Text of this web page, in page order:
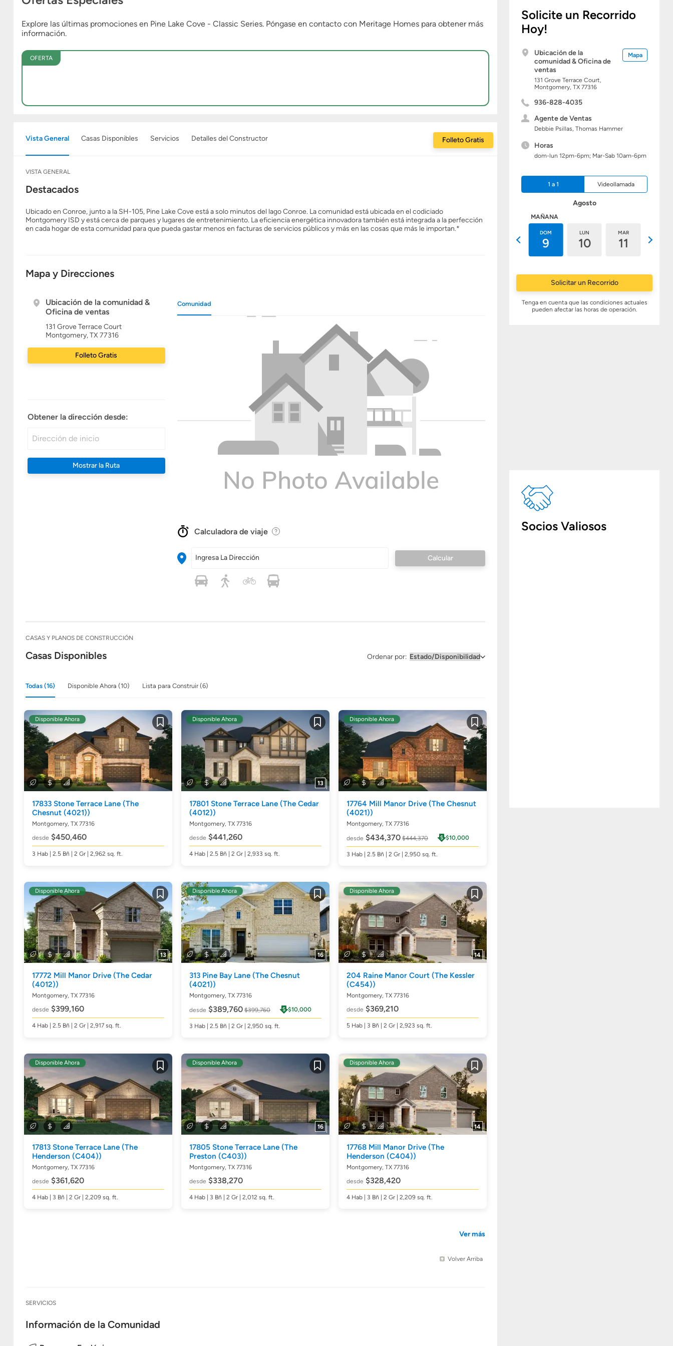
Solicite un Recorrido
Hoy!
Ubicación de la
comunidad & Oficina de
ventas
131 Grove Terrace Court,
Montgomery, TX 77316
Mapa
936-828-4035
Agente de Ventas
Debbie Psillas, Thomas Hammer
Horas
dom-lun 12pm-6pm; Mar-Sab 10am-6pm
1 a 1 Videollamada
Agosto
MAÑANA
DOM
9
LUN
10
MAR
11
Solicitar un Recorrido
Tenga en cuenta que las condiciones actuales
pueden afectar las horas de operación.
Socios Valiosos
Explore las últimas promociones en Pine Lake Cove - Classic Series. Póngase en contacto con Meritage Homes para obtener más
información.
OFERTA
Vista General Casas Disponibles Servicios Detalles del Constructor Folleto Gratis
VISTA GENERAL
Destacados
Ubicado en Conroe, junto a la SH-105, Pine Lake Cove está a solo minutos del lago Conroe. La comunidad está ubicada en el codiciado
Montgomery ISD y está cerca de parques y lugares de entretenimiento. La eficiencia energética innovadora también está integrada a la perfección
en cada hogar de esta comunidad para que pueda gastar menos en facturas de servicios públicos y más en las cosas que más le importan.*
Mapa y Direcciones
Ubicación de la comunidad &
Oficina de ventas
131 Grove Terrace Court
Montgomery, TX 77316
Folleto Gratis
Obtener la dirección desde:
Mostrar la Ruta
Comunidad
Calculadora de viaje
Ingresa La Dirección
CASAS Y PLANOS DE CONSTRUCCIÓN
Casas Disponibles Ordenar por:
Todas (16) Disponible Ahora (10) Lista para Construir (6)
Guardar
Disponible Ahora
17833 Stone Terrace Lane (The
Chesnut (4021))
Montgomery, TX 77316
desde $450,460
3 Hab | 2.5 Bñ | 2 Gr | 2,962 sq. ft.
Guardar
13
Disponible Ahora
17801 Stone Terrace Lane (The Cedar
(4012))
Montgomery, TX 77316
desde $441,260
4 Hab| 2.5 Bñ | 2 Gr | 2,933 sq. ft.
Guardar
Disponible Ahora
17764 Mill Manor Drive (The Chesnut
(4021))
Montgomery, TX 77316
desde $434,370 $444,370 $10,000
3 Hab| 2.5 Bñ | 2 Gr | 2,950 sq. ft.
Guardar
13
Disponible Ahora
17772 Mill Manor Drive (The Cedar
(4012))
Montgomery, TX 77316
desde $399,160
4 Hab | 2.5 Bñ | 2 Gr | 2,917 sq. ft.
Guardar
16
Disponible Ahora
313 Pine Bay Lane (The Chesnut
(4021))
Montgomery, TX 77316
desde $389,760 $399,760 $10,000
3 Hab| 2.5 Bñ | 2 Gr | 2,950 sq. ft.
Guardar
14
Disponible Ahora
204 Raine Manor Court (The Kessler
(C454))
Montgomery, TX 77316
desde $369,210
5 Hab| 3 Bñ | 2 Gr | 2,923 sq. ft.
Guardar
Disponible Ahora
17813 Stone Terrace Lane (The
Henderson (C404))
Montgomery, TX 77316
desde $361,620
4 Hab | 3 Bñ | 2 Gr | 2,209 sq. ft.
Guardar
16
Disponible Ahora
17805 Stone Terrace Lane (The
Preston (C403))
Montgomery, TX 77316
desde $338,270
4 Hab| 3 Bñ | 2 Gr | 2,012 sq. ft.
Guardar
14
Disponible Ahora
17768 Mill Manor Drive (The
Henderson (C404))
Montgomery, TX 77316
desde $328,420
4 Hab| 3 Bñ | 2 Gr | 2,209 sq. ft.
Ver más
Volver Arriba
SERVICIOS
Información de la Comunidad